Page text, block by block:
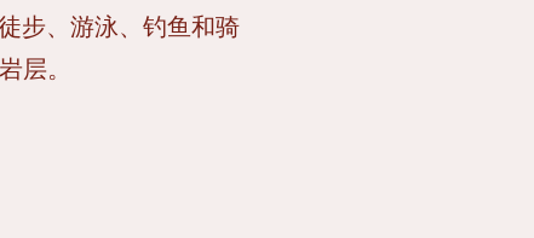
步、游泳、钓鱼和骑
层。